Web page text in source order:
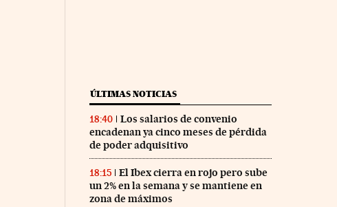
ÚLTIMAS NOTICIAS
18:40
Los salarios de convenio
encadenan ya cinco meses de pérdida
de poder adquisitivo
18:15
El Ibex cierra en rojo pero sube
un 2% en la semana y se mantiene en
zona de máximos